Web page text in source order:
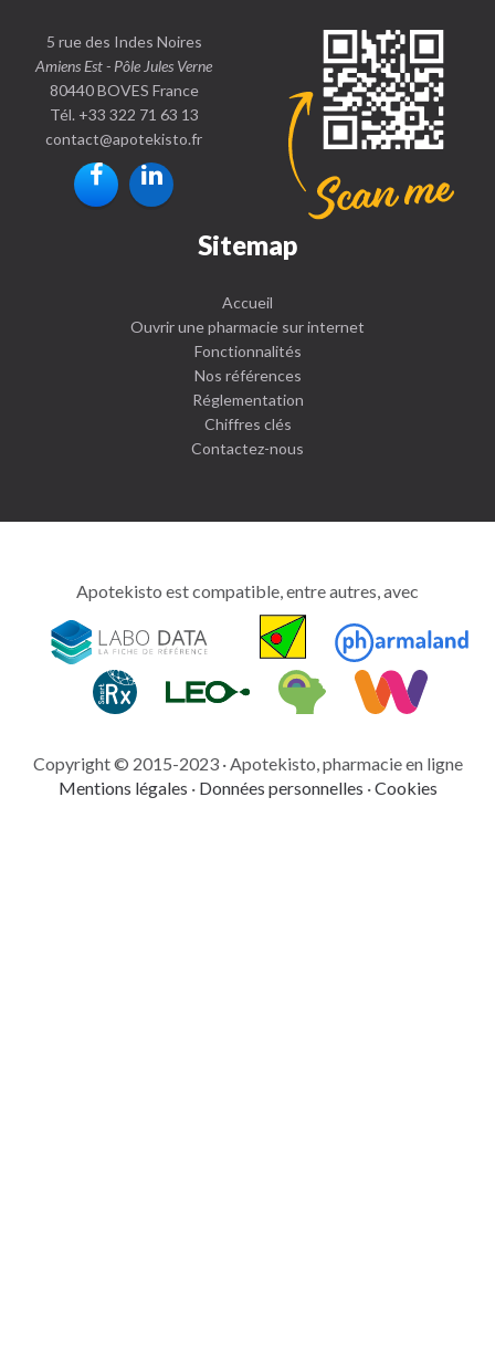
5 rue des Indes Noires
Amiens Est - Pôle Jules Verne
80440 BOVES France
Tél. +33 322 71 63 13
contact@apotekisto.fr
Sitemap
Accueil
Ouvrir une pharmacie sur internet
Fonctionnalités
Nos références
Réglementation
Chiffres clés
Contactez-nous
Apotekisto est compatible, entre autres, avec
votre
santé
Copyright © 2015-2023 · Apotekisto, pharmacie en ligne
Mentions légales · Données personnelles ·Cookies